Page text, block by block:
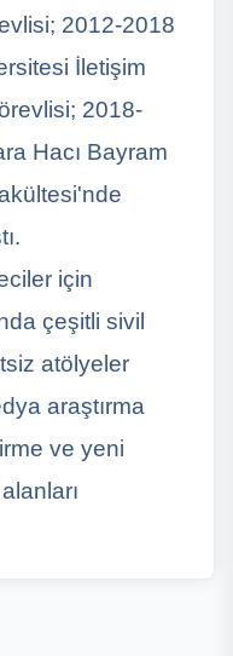
2012-2018
İletişim
2018-
Hacı Bayram
için
çeşitli sivil
atölyeler
araştırma
ve yeni